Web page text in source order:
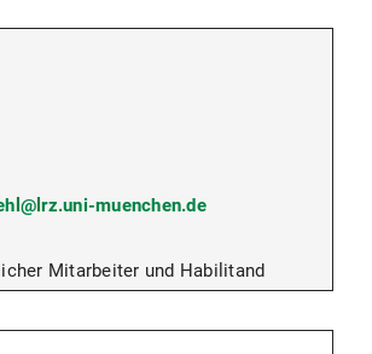
muenchen.de
Mitarbeiter und Habilitand